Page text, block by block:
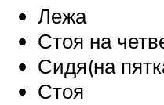
Лежа
Стоя на
Сидя(на
Стоя